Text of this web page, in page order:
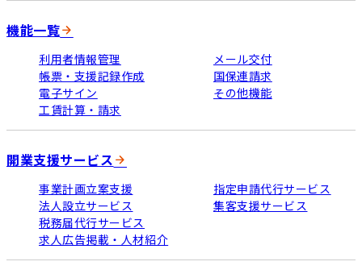
機能一覧
利用者情報管理
帳票・支援記録作成
電子サイン
工賃計算・請求
メール交付
国保連請求
その他機能
開業支援サービス
事業計画立案支援
法人設立サービス
税務届代行サービス
求人広告掲載・人材紹介
指定申請代行サービス
集客支援サービス